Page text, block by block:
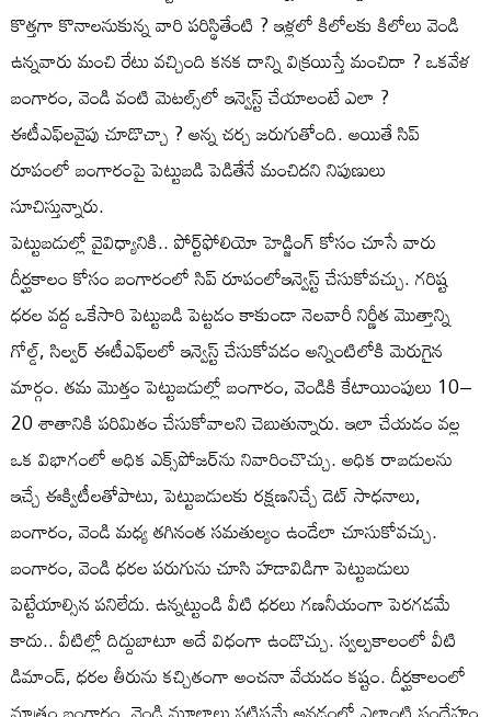
కొత్తగా కొనాలనుకున్న వారి పరిస్థితేంటి ? ఇళ్లలో కిలోలకు కిలోలు వెండి
ఉన్నవారు మంచి రేటు వచ్చింది కనక దాన్ని విక్రయిస్తే మంచిదా ? ఒకవేళ
బంగారం, వెండి వంటి మెటల్స్‌లో ఇన్వెస్ట్‌ చేయాలంటే ఎలా ?
ఈటీఎఫ్‌లవైపు చూడొచ్చా ? అన్న చర్చ జరుగుతోంది. అయితే సిప్‌
రూపంలో బంగారంపై పెట్టుబడి పెడితేనే మంచిదని నిపుణులు
సూచిస్తున్నారు.
పెట్టుబడుల్లో వైవిధ్యానికి.. పోర్ట్‌ఫోలియో హెడ్జింగ్‌ కోసం చూసే వారు
దీర్ఘకాలం కోసం బంగారంలో సిప్‌ రూపంలోఇన్వెస్ట్‌ చేసుకోవచ్చు. గరిష్ట
ధరల వద్ద ఒకేసారి పెట్టుబడి పెట్టడం కాకుండా నెలవారీ నిర్ణీత మొత్తాన్ని
గోల్డ్, సిల్వర్‌ ఈటీఎఫ్‌లలో ఇన్వెస్ట్‌ చేసుకోవడం అన్నింటిలోకి మెరుగైన
మార్గం. తమ మొత్తం పెట్టుబడుల్లో బంగారం, వెండికి కేటాయింపులు 10–
20 శాతానికి పరిమితం చేసుకోవాలని చెబుతున్నారు. ఇలా చేయడం వల్ల
ఒక విభాగంలో అధిక ఎక్స్‌పోజర్‌ను నివారించొచ్చు. అధిక రాబడులను
ఇచ్చే ఈక్విటీలతోపాటు, పెట్టుబడులకు రక్షణనిచ్చే డెట్‌ సాధనాలు,
బంగారం, వెండి మధ్య తగినంత సమతుల్యం ఉండేలా చూసుకోవచ్చు.
బంగారం, వెండి ధరల పరుగును చూసి హడావిడిగా పెట్టుబడులు
పెట్టేయాల్సిన పనిలేదు. ఉన్నట్టుండి వీటి ధరలు గణనీయంగా పెరగడమే
కాదు.. వీటిల్లో దిద్దుబాటూ అదే విధంగా ఉండొచ్చు. స్వల్పకాలంలో వీటి
డిమాండ్, ధరల తీరును కచ్చితంగా అంచనా వేయడం కష్టం. దీర్ఘకాలంలో